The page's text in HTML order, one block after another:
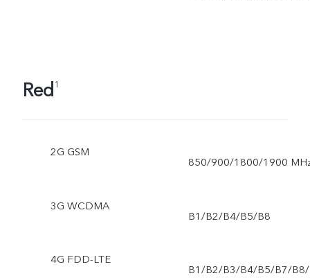
Red1
2G GSM
850/900/1800/1900
3G WCDMA
B1/B2/B4/B5/B8
4G FDD-LTE
B1/B2/B3/B4/B5/B7/B8/